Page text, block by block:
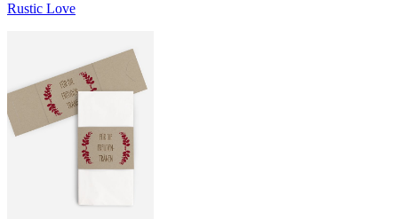
Rustic Love